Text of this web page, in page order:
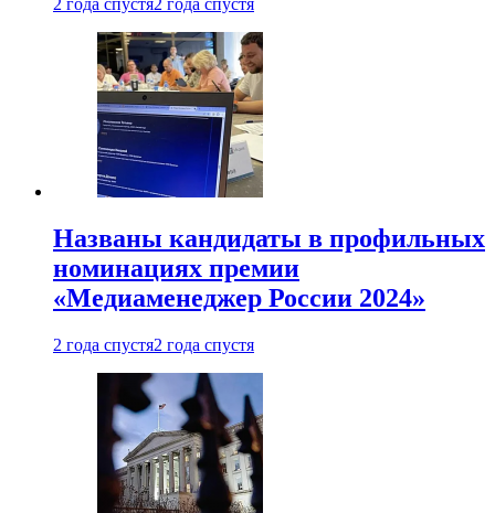
2 года спустя2 года спустя
Названы кандидаты в профильных
номинациях премии
«Медиаменеджер России 2024»
2 года спустя2 года спустя